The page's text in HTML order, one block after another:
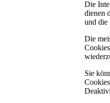
Die
dienen
und die
Die
Sie